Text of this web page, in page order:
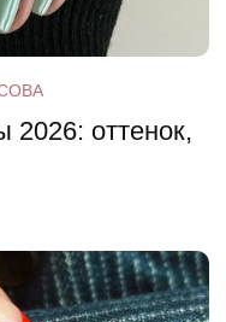
оттенок,